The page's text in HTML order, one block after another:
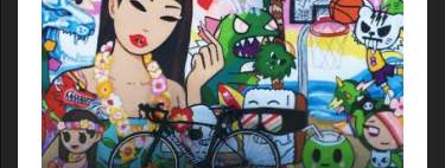
CULTURE
TRIP&TRAVEL